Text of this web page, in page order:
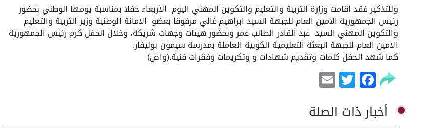
وللتذكير فقد اقامت وزارة التربية والتعليم والتكوين المهني اليوم الأربعاء حفلا بمناسبة يومها الوطني بحضور
رئيس الجمهورية الأمين العام للجبهة السيد ابراهيم غالي مرفوقا بعضو الامانة الوطنية وزير التربية والتعليم
والتكوين المهني السيد عبد القادر الطالب عمر وبحضور هيئات وجهات شريكة، وخلال الحفل كرم رئيس الجمهورية
الامين العام للجبهة البعثة التعليمية الكوبية العاملة بمدرسة سيمون بوليفار.
كما شهد الحفل كلمات وتقديم شهادات و وتكريمات وفقرات فنية.(واص)
Facebook
Twitter
أخبار ذات الصلة